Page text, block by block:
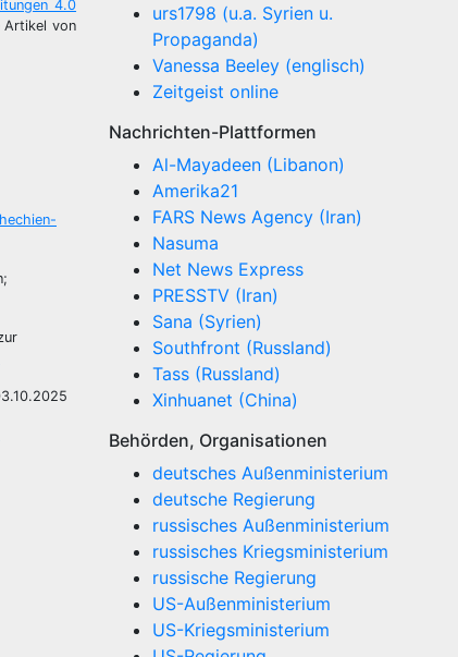
4.0
Artikel von
urs1798 (u.a. Syrien u.
Propaganda)
Vanessa Beeley (englisch)
Zeitgeist online
Nachrichten-Plattformen
Al-Mayadeen (Libanon)
Amerika21
FARS News Agency (Iran)
Nasuma
Net News Express
PRESSTV (Iran)
Sana (Syrien)
Southfront (Russland)
Tass (Russland)
Xinhuanet (China)
Behörden, Organisationen
deutsches Außenministerium
deutsche Regierung
russisches Außenministerium
russisches Kriegsministerium
russische Regierung
US-Außenministerium
US-Kriegsministerium